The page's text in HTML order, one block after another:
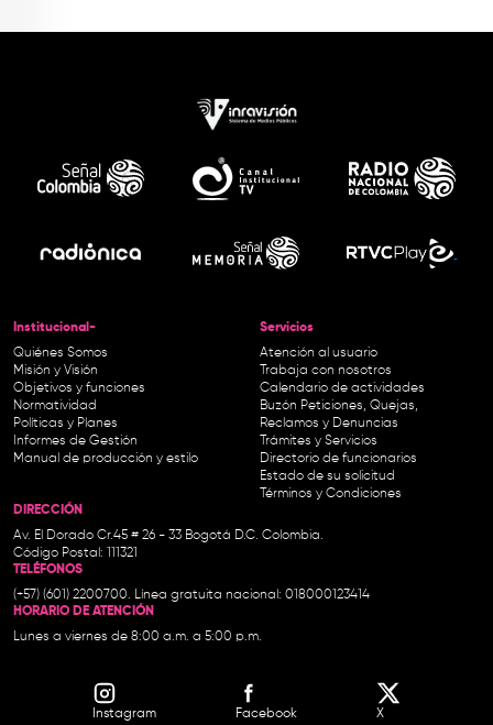
Institucional-
Quiénes Somos
Misión y Visión
Objetivos y funciones
Normatividad
Políticas y Planes
Informes de Gestión
Manual de producción y estilo
Servicios
Atención al usuario
Trabaja con nosotros
Calendario de actividades
Buzón Peticiones, Quejas,
Reclamos y Denuncias
Trámites y Servicios
Directorio de funcionarios
Estado de su solicitud
Términos y Condiciones
DIRECCIÓN
Av. El Dorado Cr.45 # 26 - 33 Bogotá D.C. Colombia.
Código Postal: 111321
TELÉFONOS
(+57) (601) 2200700. Línea gratuita nacional: 018000123414
HORARIO DE ATENCIÓN
Lunes a viernes de 8:00 a.m. a 5:00 p.m.
Instagram Facebook X